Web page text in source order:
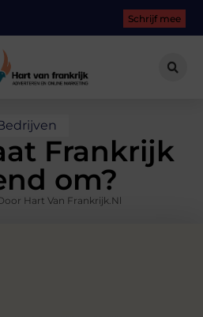
Schrijf mee
Frankrijk
om?
Hart Van Frankrijk.nl